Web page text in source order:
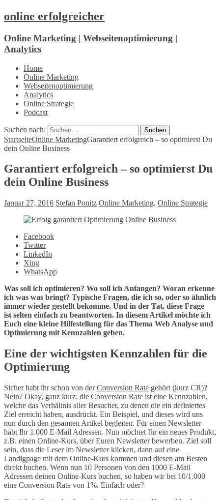
online erfolgreicher
Online Marketing | Webseitenoptimierung |
Analytics
Home
Online Marketing
Webseitenoptimierung
Analytics
Online Strategie
Podcast
Suchen nach:
StartseiteOnline MarketingGarantiert erfolgreich – so optimierst Du
dein Online Business
Garantiert erfolgreich – so optimierst Du
dein Online Business
Januar 27, 2016 Stefan Ponitz Online Marketing, Online Strategie
Facebook
Twitter
LinkedIn
Xing
WhatsApp
Was soll ich optimieren? Wo soll ich Anfangen? Woran erkenne
ich was was bringt? Typische Fragen, die ich so, oder so ähnlich
immer wieder gestellt bekomme. Und in der Tat, diese Frage
ist selten einfach zu beantworten. In diesem Artikel möchte ich
Euch eine kleine Hilfestellung für das Thema Web Analyse und
Optimierung mit Kennzahlen geben.
Eine der wichtigsten Kennzahlen für die
Optimierung
Sicher habt ihr schon von derConversion Rate gehört (kurz CR)?
Nein? Okay, ganz kurz: die Conversion Rate ist eine Kennzahlen,
welche das Verhältnis aller Besucher, zu denen die ein definiertes
Ziel erreicht haben, ausdrückt. Ein Beispiel, und dieses wird uns
nun durch den gesamten Artikel begleiten. Für einen Newsletter
habt Ihr 1.000 E-Mail Adressen. Nun möchtet Ihr ein neues Produkt,
z.B. einen Online-Kurs, über Euren Newsletter bewerben. Ziel soll
sein, dass die Leser im Newsletter klicken, dann auf eine
Landigpage mit dem Online-Kurs kommen und diesen am Besten
direkt buchen. Wenn nun 10 Personen von den 1000 E-Mail
Adressen deinen Online-Kurs buchen, so haben wir bei 10/1.000
eine Conversion Rate von 1%. Einfach oder?